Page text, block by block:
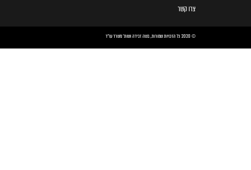
צרו קשר
© 2020 כל הזכויות שמורות, בשה זבידה ושות׳ משרד עו״ד